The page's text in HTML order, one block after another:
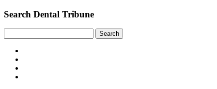
Search Dental Tribune